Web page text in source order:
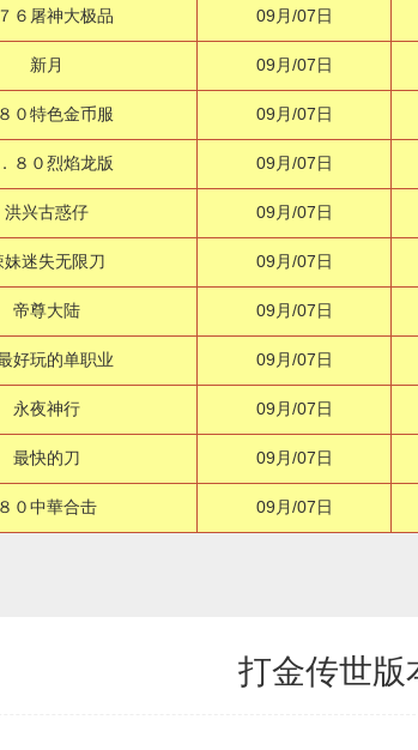
６屠神大极品 09月/07日
新月 09月/07日
０特色金币服 09月/07日
８０烈焰龙版 09月/07日
洪兴古惑仔 09月/07日
妹迷失无限刀 09月/07日
帝尊大陆 09月/07日
好玩的单职业 09月/07日
永夜神行 09月/07日
最快的刀 09月/07日
８０中華合击 09月/07日
打金传世版